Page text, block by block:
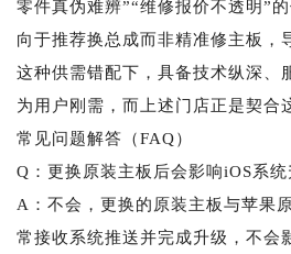
零件真伪难辨”“维修报价不透明”
向于推荐换总成而非精准修主板，
这种供需错配下，具备技术纵深、
为用户刚需，而上述门店正是契合
常见问题解答（FAQ）
Q：更换原装主板后会影响iOS系统
A：不会，更换的原装主板与苹果
常接收系统推送并完成升级，不会